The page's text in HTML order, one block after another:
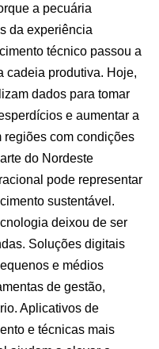
a pecuária
da experiência
técnico passou a
cadeia produtiva. Hoje,
dados para tomar
e aumentar a
com condições
do Nordeste
pode representar
sustentável.
deixou de ser
Soluções digitais
e médios
de gestão,
Aplicativos de
e técnicas mais